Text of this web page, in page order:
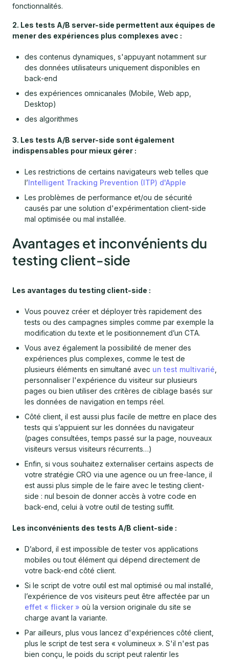
fonctionnalités.
2. Les tests A/B server-side permettent aux équipes de
mener des expériences plus complexes avec :
des contenus dynamiques, s'appuyant notamment sur
des données utilisateurs uniquement disponibles en
back-end
des expériences omnicanales (Mobile, Web app,
Desktop)
des algorithmes
3. Les tests A/B server-side sont également
indispensables pour mieux gérer :
Les restrictions de certains navigateurs web telles que
l’Intelligent Tracking Prevention (ITP) d'Apple
Les problèmes de performance et/ou de sécurité
causés par une solution d'expérimentation client-side
mal optimisée ou mal installée.
Avantages et inconvénients du
testing client-side
Les avantages du testing client-side :
Vous pouvez créer et déployer très rapidement des
tests ou des campagnes simples comme par exemple la
modification du texte et le positionnement d’un CTA.
Vous avez également la possibilité de mener des
expériences plus complexes, comme le test de
plusieurs éléments en simultané avec un test multivarié
personnaliser l'expérience du visiteur sur plusieurs
pages ou bien utiliser des critères de ciblage basés sur
les données de navigation en temps réel.
Côté client, il est aussi plus facile de mettre en place des
tests qui s’appuient sur les données du navigateur
(pages consultées, temps passé sur la page, nouveaux
visiteurs versus visiteurs récurrents…)
Enfin, si vous souhaitez externaliser certains aspects de
votre stratégie CRO via une agence ou un free-lance, il
est aussi plus simple de le faire avec le testing client-
side : nul besoin de donner accès à votre code en
back-end, celui à votre outil de testing suffit.
Les inconvénients des tests A/B client-side :
D’abord, il est impossible de tester vos applications
mobiles ou tout élément qui dépend directement de
votre back-end côté client.
Si le script de votre outil est mal optimisé ou mal installé,
l’expérience de vos visiteurs peut être affectée par un
effet « flicker » où la version originale du site se
charge avant la variante.
Par ailleurs, plus vous lancez d'expériences côté client,
plus le script de test sera « volumineux ». S'il n'est pas
bien conçu, le poids du script peut ralentir les